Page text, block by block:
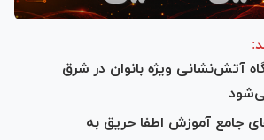
آتش‌نشانی ویژه بانوان در شرق
جامع آموزش اطفا حریق به